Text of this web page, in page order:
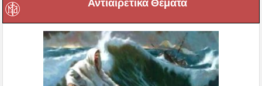
Αντιαιρετικά Θέματα